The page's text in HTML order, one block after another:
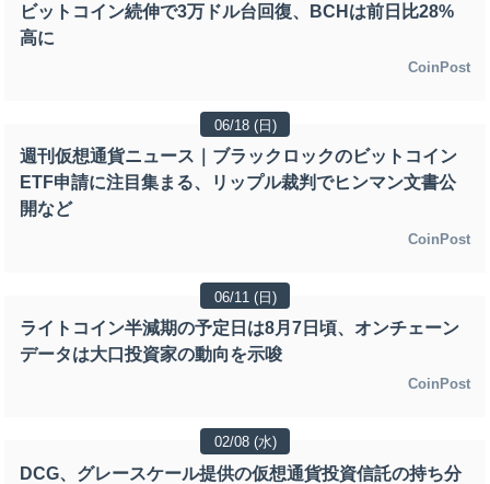
ビットコイン続伸で3万ドル台回復、BCHは前日比28%
高に
CoinPost
06/18 (日)
週刊仮想通貨ニュース｜ブラックロックのビットコイン
ETF申請に注目集まる、リップル裁判でヒンマン文書公
開など
CoinPost
06/11 (日)
ライトコイン半減期の予定日は8月7日頃、オンチェーン
データは大口投資家の動向を示唆
CoinPost
02/08 (水)
DCG、グレースケール提供の仮想通貨投資信託の持ち分